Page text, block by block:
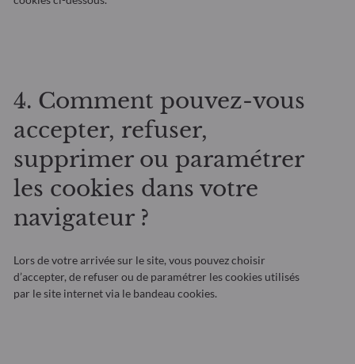
4. Comment pouvez-vous
accepter, refuser,
supprimer ou paramétrer
les cookies dans votre
navigateur ?
Lors de votre arrivée sur le site, vous pouvez choisir
d’accepter, de refuser ou de paramétrer les cookies utilisés
par le site internet via le bandeau cookies.